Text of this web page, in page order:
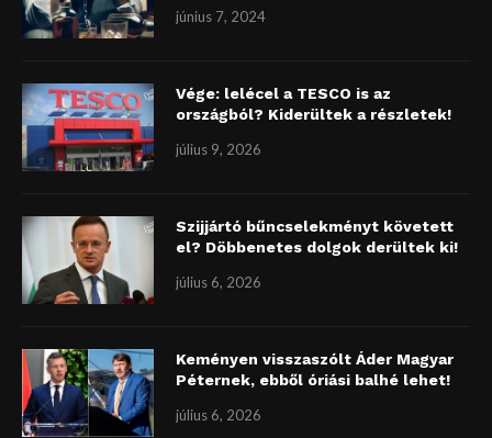
június 7, 2024
Vége: lelécel a TESCO is az
országból? Kiderültek a részletek!
július 9, 2026
Szijjártó bűncselekményt követett
el? Döbbenetes dolgok derültek ki!
július 6, 2026
Keményen visszaszólt Áder Magyar
Péternek, ebből óriási balhé lehet!
július 6, 2026